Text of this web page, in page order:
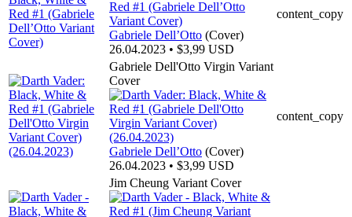
Gabriele Dell’Otto (Cover)
26.04.2023 • $3,99 USD
content_copy
Gabriele Dell'Otto Virgin Variant
Cover
Gabriele Dell’Otto (Cover)
26.04.2023 • $3,99 USD
content_copy
Jim Cheung Variant Cover